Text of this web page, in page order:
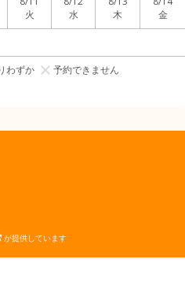
火
水
木
金
わずか 予約できません
が提供しています